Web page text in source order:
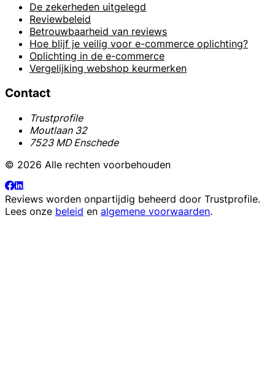
De zekerheden uitgelegd
Reviewbeleid
Betrouwbaarheid van reviews
Hoe blijf je veilig voor e-commerce oplichting?
Oplichting in de e-commerce
Vergelijking webshop keurmerken
Contact
Trustprofile
Moutlaan 32
7523 MD Enschede
© 2026 Alle rechten voorbehouden
Reviews worden onpartijdig beheerd door Trustprofile.
Lees onze beleid en algemene voorwaarden.